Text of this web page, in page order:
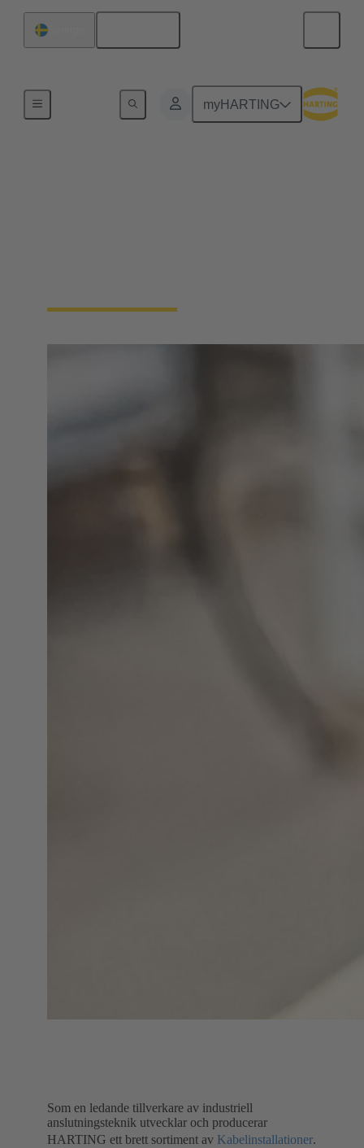
myHARTING
Som en ledande tillverkare av industriell
anslutningsteknik utvecklar och producerar
HARTING ett brett sortiment av Kabelinstallationer.